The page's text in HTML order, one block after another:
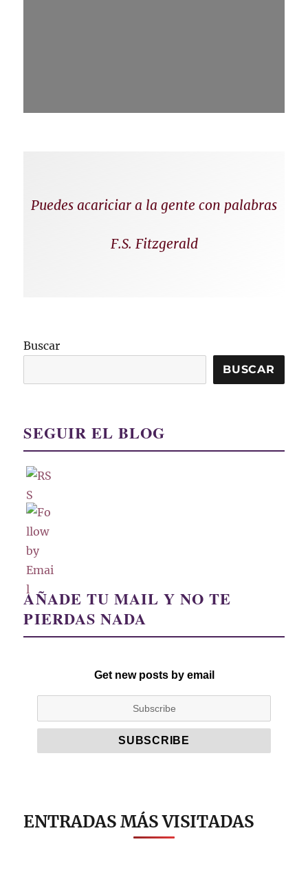
Puedes acariciar a la gente con palabras
F.S. Fitzgerald
Buscar
BUSCAR
SEGUIR EL BLOG
AÑADE TU MAIL Y NO TE
PIERDAS NADA
Get new posts by email
ENTRADAS MÁS VISITADAS